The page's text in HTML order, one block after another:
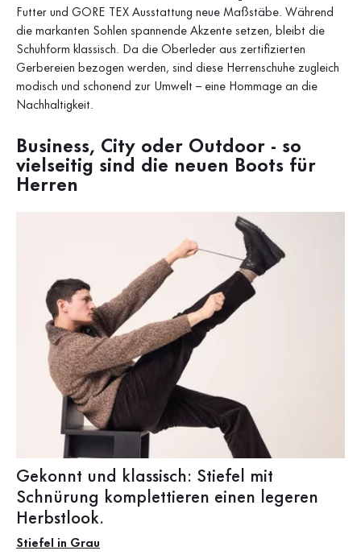
Futter und GORE TEX Ausstattung neue Maßstäbe. Während
die markanten Sohlen spannende Akzente setzen, bleibt die
Schuhform klassisch. Da die Oberleder aus zertifizierten
Gerbereien bezogen werden, sind diese Herrenschuhe zugleich
modisch und schonend zur Umwelt – eine Hommage an die
Nachhaltigkeit.
Business, City oder Outdoor - so
vielseitig sind die neuen Boots für
Herren
Gekonnt und klassisch: Stiefel mit
Schnürung komplettieren einen legeren
Herbstlook.
Stiefel in Grau